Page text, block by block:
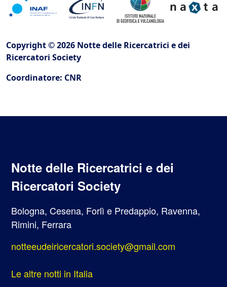
Copyright © 2026 Notte delle Ricercatrici e dei
Ricercatori Society
Coordinatore: CNR
Notte delle Ricercatrici e dei
Ricercatori Society
Bologna, Cesena, Forlì e Predappio, Ravenna,
Rimini, Ferrara
notteeudeiricercatori.society@gmail.com
Le altre notti in Italia